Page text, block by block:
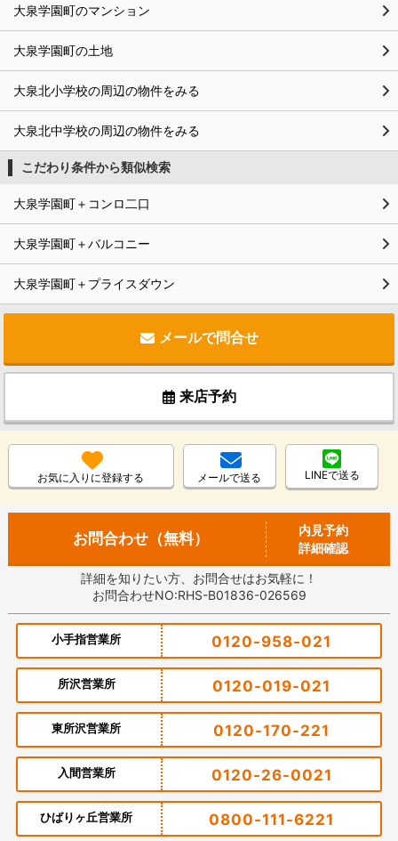
大泉学園町のマンション
大泉学園町の土地
大泉北小学校の周辺の物件をみる
大泉北中学校の周辺の物件をみる
こだわり条件から類似検索
大泉学園町＋コンロ二口
大泉学園町＋バルコニー
大泉学園町＋プライスダウン
メールで問合せ
来店予約
お気に入りに登録する メールで送る LINEで送る
お問合わせ（無料）
内見予約
詳細確認
詳細を知りたい方、お問合せはお気軽に！
お問合わせNO:RHS-B01836-026569
小手指営業所 0120-958-021
所沢営業所 0120-019-021
東所沢営業所 0120-170-221
入間営業所 0120-26-0021
ひばりヶ丘営業所 0800-111-6221